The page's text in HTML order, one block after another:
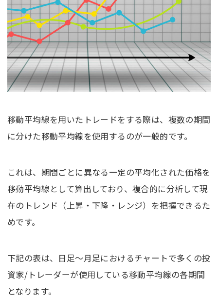
移動平均線を用いたトレードをする際は、複数の期間
に分けた移動平均線を使用するのが一般的です。
これは、期間ごとに異なる一定の平均化された価格を
移動平均線として算出しており、複合的に分析して現
在のトレンド（上昇・下降・レンジ）を把握できるた
めです。
下記の表は、日足〜月足におけるチャートで多くの投
資家/トレーダーが使用している移動平均線の各期間
となります。